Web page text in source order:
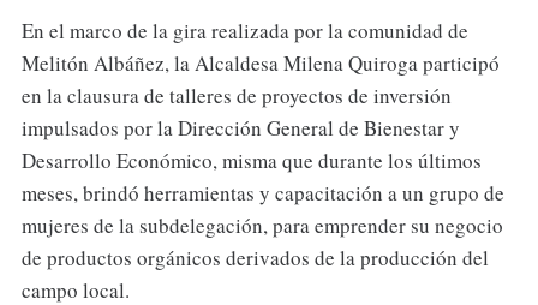
En el marco de la gira realizada por la comunidad de
Melitón Albáñez, la Alcaldesa Milena Quiroga participó
en la clausura de talleres de proyectos de inversión
impulsados por la Dirección General de Bienestar y
Desarrollo Económico, misma que durante los últimos
meses, brindó herramientas y capacitación a un grupo de
mujeres de la subdelegación, para emprender su negocio
de productos orgánicos derivados de la producción del
campo local.